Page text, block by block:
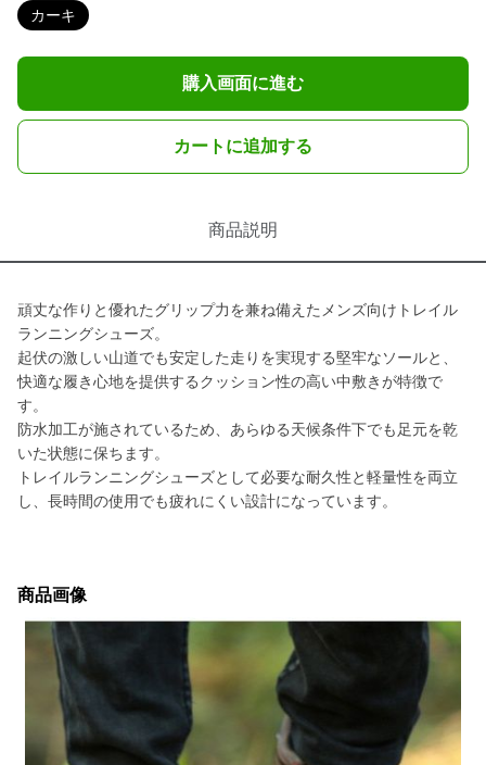
カーキ
購入画面に進む
カートに追加する
商品説明
頑丈な作りと優れたグリップ力を兼ね備えたメンズ向けトレイル
ランニングシューズ。
起伏の激しい山道でも安定した走りを実現する堅牢なソールと、
快適な履き心地を提供するクッション性の高い中敷きが特徴で
す。
防水加工が施されているため、あらゆる天候条件下でも足元を乾
いた状態に保ちます。
トレイルランニングシューズとして必要な耐久性と軽量性を両立
し、長時間の使用でも疲れにくい設計になっています。
商品画像